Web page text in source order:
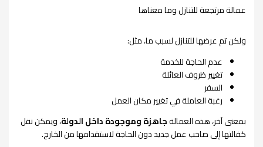
عمالة مرتجعة للتنازل وما معناها
ولكن تم عرضها للتنازل لسبب ما، مثل:
عدم الحاجة للخدمة
تغيير ظروف العائلة
السفر
رغبة العاملة في تغيير مكان العمل
بمعنى آخر، هذه العمالةجاهزة وموجودة داخل الدولة، ويمكن نقل
كفالتها إلى صاحب عمل جديد دون الحاجة لاستقدامها من الخارج.